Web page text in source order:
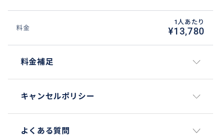
料金
1人あたり
¥13,780
料金補足
キャンセルポリシー
よくある質問